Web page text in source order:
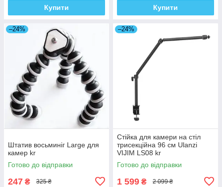
Купити Купити
–24%
Штатив восьминіг Large для
камер kr
Готово до відправки
247 ₴ 325 ₴
–24%
Стійка для камери на стіл
трисекційна 96 см Ulanzi
VIJIM LS08 kr
Готово до відправки
1 599 ₴ 2 099 ₴